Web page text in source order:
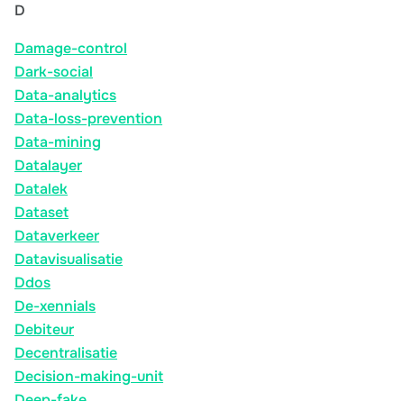
D
Damage-control
Dark-social
Data-analytics
Data-loss-prevention
Data-mining
Datalayer
Datalek
Dataset
Dataverkeer
Datavisualisatie
Ddos
De-xennials
Debiteur
Decentralisatie
Decision-making-unit